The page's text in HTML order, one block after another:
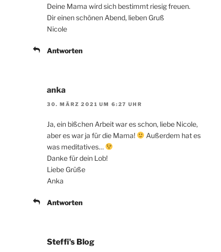
Deine Mama wird sich bestimmt riesig freuen.
Dir einen schönen Abend, lieben Gruß
Nicole
Antworten
anka
30. MÄRZ 2021 UM 6:27 UHR
Ja, ein bißchen Arbeit war es schon, liebe Nicole,
aber es war ja für die Mama!
Außerdem hat es
was meditatives…
Danke für dein Lob!
Liebe Grüße
Anka
Antworten
Steffi's Blog